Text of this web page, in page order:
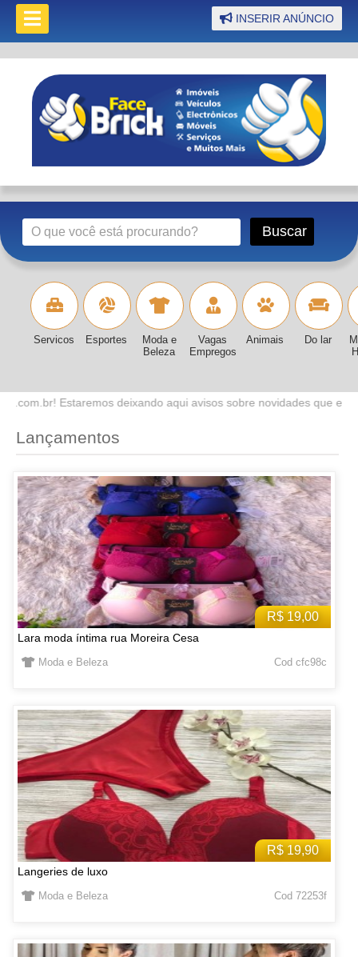
INSERIR ANÚNCIO
Servicos Esportes
Moda e
Beleza
Vagas
Empregos
Animais Do lar
aqui avisos sobre novidades que estaremos lançando no site.
Lançamentos
R$ 19,00
Lara moda íntima rua Moreira Cesa
Moda e Beleza Cod cfc98c
R$ 19,90
Langeries de luxo
Moda e Beleza Cod 72253f